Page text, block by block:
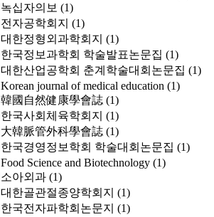
녹십자의보 (1)
전자공학회지 (1)
대한정형외과학회지 (1)
한국정보과학회 학술발표논문집 (1)
대한산업공학회 춘계학술대회논문집 (1)
Korean journal of medical education (1)
韓國自然健康學會誌 (1)
한국사회체육학회지 (1)
大韓脈管外科學會誌 (1)
한국경영정보학회 학술대회논문집 (1)
Food Science and Biotechnology (1)
소아외과 (1)
대한골관절종양학회지 (1)
한국전자파학회논문지 (1)